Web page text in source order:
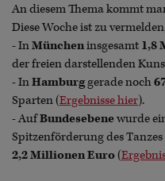
An diesem Thema kommt
Diese Woche ist zu
- InMüncheninsgesamt 1,8
der freien darstellenden
- InHamburggerade noch
Sparten (Ergebnisse hier).
- AufBundesebenewurde
Spitzenförderung des
2,2 Millionen Euro(